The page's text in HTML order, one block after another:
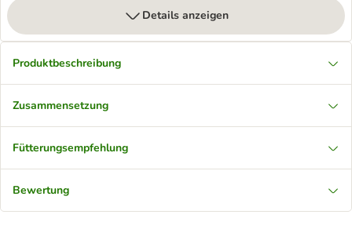
Details anzeigen
Produktbeschreibung
Zusammensetzung
Fütterungsempfehlung
Bewertung